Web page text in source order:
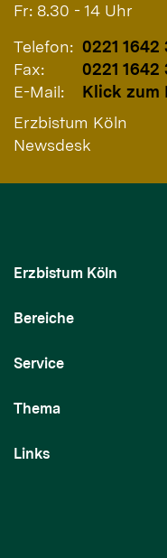
Fr: 8.30 - 14 Uhr
Telefon: 0221 1642
Fax:
0221 1642
E-Mail:
Klick zum
Erzbistum Köln
Newsdesk
Erzbistum Köln
Bereiche
Service
Thema
Links